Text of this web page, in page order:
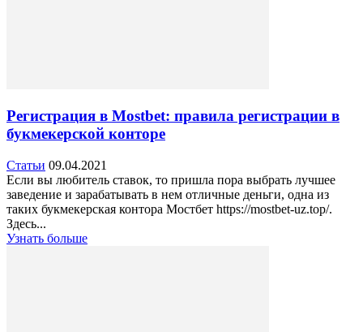
Регистрация в Mostbet: правила регистрации в
букмекерской конторе
Статьи 09.04.2021
Если вы любитель ставок, то пришла пора выбрать лучшее
заведение и зарабатывать в нем отличные деньги, одна из
таких букмекерская контора Мостбет https://mostbet-uz.top/.
Здесь...
Узнать больше